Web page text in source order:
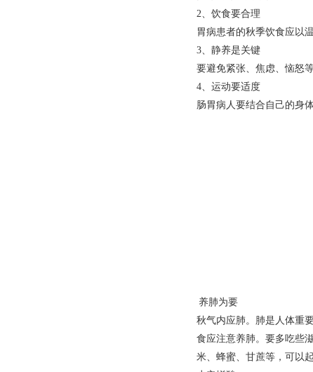
2、饮食要合理
胃病患者的秋季饮食应以
3、静养是关键
要避免紧张、焦虑、恼怒
4、运动要适度
肠胃病人要结合自己的身
养肺为要
秋气内应肺。肺是人体重
食应注意养肺。要多吃些
米、蜂蜜、甘蔗等，可以